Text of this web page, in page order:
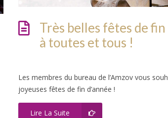
Très belles fêtes de fin
à toutes et tous !
Les membres du bureau de l’Amzov vous
joyeuses fêtes de fin d’année !
Lire La Suite